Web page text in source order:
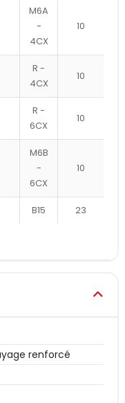
M6A
-
4CX
10
R -
4CX
10
R -
6CX
10
M6B
-
6CX
10
B15 23
renforcé